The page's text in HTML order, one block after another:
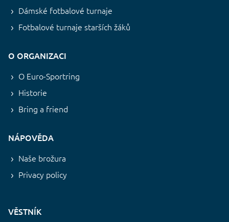
Dámské fotbalové turnaje
Fotbalové turnaje starších žáků
O ORGANIZACI
O Euro-Sportring
Historie
Bring a friend
NÁPOVĚDA
Naše brožura
Privacy policy
VĚSTNÍK